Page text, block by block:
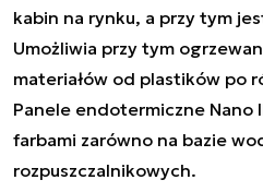
kabin na rynku, a przy tym
Umożliwia przy tym
materiałów od plastików po
Panele endotermiczne Nano
farbami zarówno na bazie
rozpuszczalnikowych.